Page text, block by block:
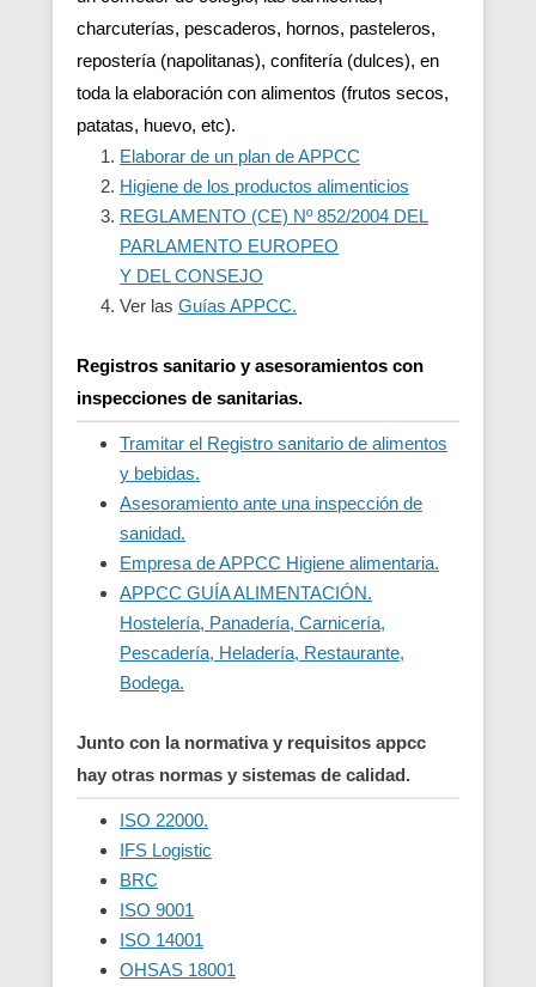
charcuterías, pescaderos, hornos, pasteleros,
repostería (napolitanas), confitería (dulces), en
toda la elaboración con alimentos (frutos secos,
patatas, huevo, etc).
Elaborar de un plan de APPCC
Higiene de los productos alimenticios
REGLAMENTO (CE) Nº 852/2004 DEL
PARLAMENTO EUROPEO
Y DEL CONSEJO
Ver las Guías APPCC.
Registros sanitario y asesoramientos con
inspecciones de sanitarias.
Tramitar el Registro sanitario de alimentos
y bebidas.
Asesoramiento ante una inspección de
sanidad.
Empresa de APPCC Higiene alimentaria.
APPCC GUÍA ALIMENTACIÓN.
Hostelería, Panadería, Carnicería,
Pescadería, Heladería, Restaurante,
Bodega.
Junto con la normativa y requisitos appcc
hay otras normas y sistemas de calidad.
ISO 22000.
IFS Logistic
BRC
ISO 9001
ISO 14001
OHSAS 18001